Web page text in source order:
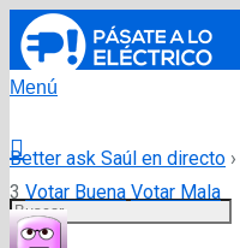
Menú
Better ask Saúl en directo ›
3 Votar Buena Votar Mala